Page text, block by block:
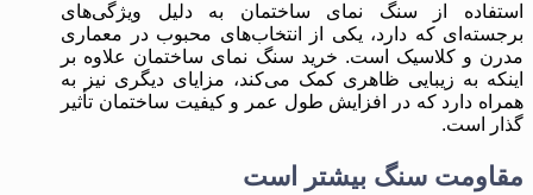
استفاده از سنگ نمای ساختمان به دلیل ویژگی‌های
برجسته‌ای که دارد، یکی از انتخاب‌های محبوب در معماری
مدرن و کلاسیک است. خرید سنگ نمای ساختمان علاوه بر
اینکه به زیبایی ظاهری کمک می‌کند، مزایای دیگری نیز به
همراه دارد که در افزایش طول عمر و کیفیت ساختمان تأثیر
گذار است.
مقاومت سنگ بیشتر است